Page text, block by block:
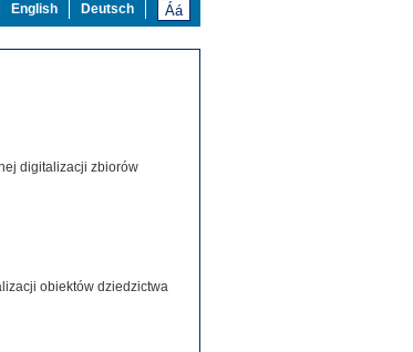
Deutsch
English
digitalizacji zbiorów
obiektów dziedzictwa